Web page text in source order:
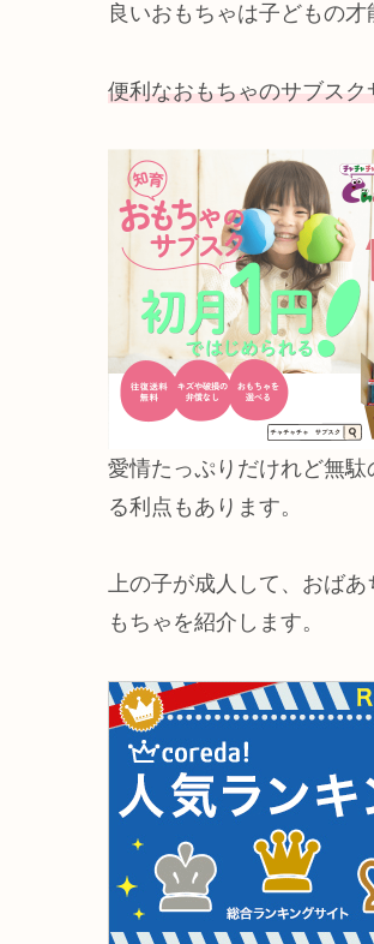
良いおもちゃは子どもの才
便利なおもちゃのサブスク
愛情たっぷりだけれど無
る利点もあります。
上の子が成人して、おば
もちゃを紹介します。